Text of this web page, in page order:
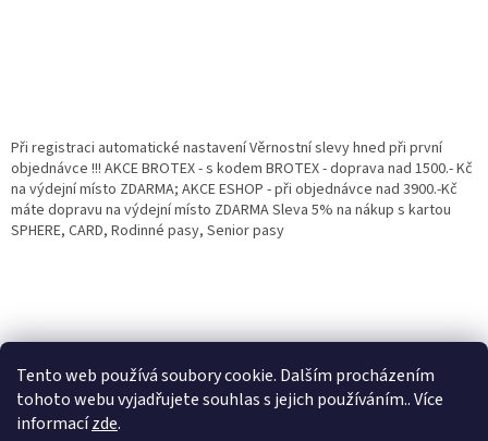
Tento web používá soubory cookie. Dalším procházením
tohoto webu vyjadřujete souhlas s jejich používáním.. Více
informacízde.
Při registraci automatické nastavení Věrnostní slevy hned při první
objednávce !!! AKCE BROTEX - s kodem BROTEX - doprava nad 1500.- Kč
na výdejní místo ZDARMA; AKCE ESHOP - při objednávce nad 3900.-Kč
máte dopravu na výdejní místo ZDARMA Sleva 5% na nákup s kartou
SPHERE, CARD, Rodinné pasy, Senior pasy